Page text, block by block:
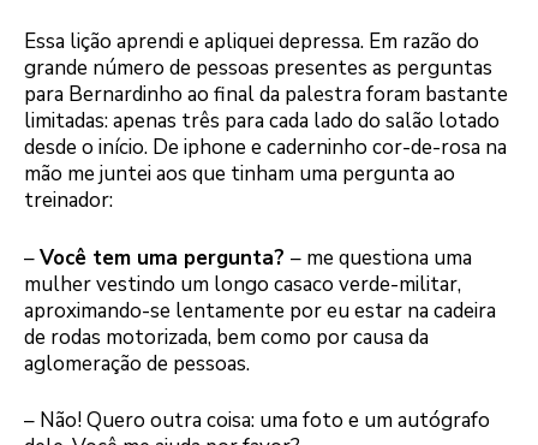
Essa lição aprendi e apliquei depressa. Em razão do
grande número de pessoas presentes as perguntas
para Bernardinho ao final da palestra foram bastante
limitadas: apenas três para cada lado do salão lotado
desde o início. De iphone e caderninho cor-de-rosa na
mão me juntei aos que tinham uma pergunta ao
treinador:
–Você tem uma pergunta? – me questiona uma
mulher vestindo um longo casaco verde-militar,
aproximando-se lentamente por eu estar na cadeira
de rodas motorizada, bem como por causa da
aglomeração de pessoas.
– Não! Quero outra coisa: uma foto e um autógrafo